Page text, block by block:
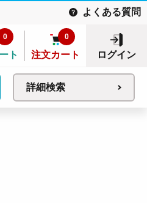
よくある質問
ト
0
注文カート
0
ログイン
詳細検索